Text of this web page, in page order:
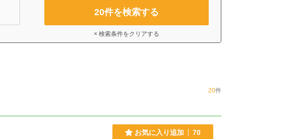
20件を検索する
× 検索条件をクリアする
20件
お気に入り追加 70